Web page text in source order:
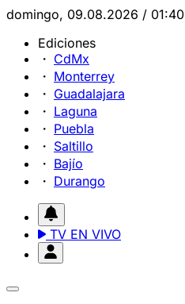
domingo, 09.08.2026 / 01:40
Ediciones
CdMx
Monterrey
Guadalajara
Laguna
Puebla
Saltillo
Bajío
Durango
TV EN VIVO